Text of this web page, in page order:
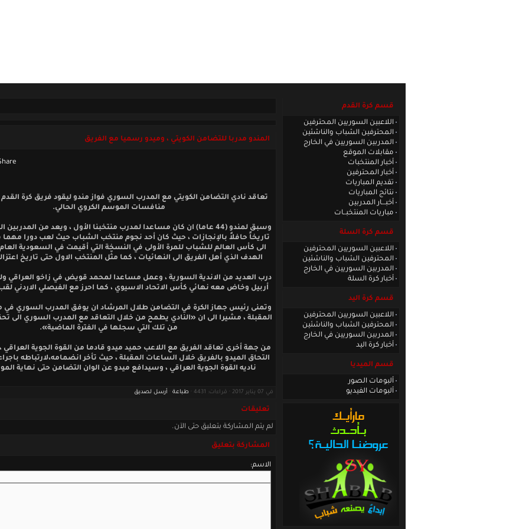
قسم كرة القدم
اللاعبين السوريين المحترفين
المحترفين الشباب والناشئين
المدربين السوريين في الخارج
مقابلات الموقع
أخبار المنتخبات
أخبار المحترفين
تقديم المباريات
نتائج المباريات
أخبـــار المدربين
مباريات المنتخبــات
قسم كرة السلة
اللاعبين السوريين المحترفين
المحترفين الشباب والناشئين
المدربين السوريين في الخارج
أخبار كرة السلة
قسم كرة اليد
اللاعبين السوريين المحترفين
المحترفين الشباب والناشئين
المدربين السوريين في الخارج
أخبار كرة اليد
قسم الميديا
ألبومات الصور
ألبومات الفيديو
المندو مدربا للتضامن الكويتي ، وميدو رسميا مع الفريق
تعاقد نادي التضامن الكويتي مع المدرب السوري فواز مندو ليقود فريق كرة
منافسات الموسم الكروي الحالي.
وسبق لمندو (44 عاما) ان كان مساعدا لمدرب منتخبنا الأول ، ويعد من
تاريخاً حافلاً بالإنجازات ، حيث كان أحد نجوم منتخب الشباب حيث لعب دورا مهما
الهدف الذي أهل الفريق الى النهائيات ، كما مثّل المنتخب الاول حتى تاريخ اعتزاله
درب العديد من الاندية السورية ، وعمل مساعدا لمحمد قويض في زاخو العراقي
أربيل وخاض معه نهائي كأس الاتحاد الاسيوي ، كما احرز مع الفيصلي الاردني
وتمنى رئيس جهاز الكرة في التضامن طلال المرشاد ان يوفق المدرب السوري في
المقبلة ، مشيرا الى ان «النادي يطمح من خلال التعاقد مع المدرب السوري الى
من تلك التي سجلها في الفترة الماضية».
من جهة أخرى تعاقد الفريق مع اللاعب حميد ميدو قادما من القوة الجوية العراقي
التحاق الميدو بالفريق خلال الساعات المقبلة ، حيث تأخر انضمامه،لارتباطه
ناديه القوة الجوية العراقي ، وسيدافع ميدو عن الوان التضامن حتى نهاية
في 07 يناير 2017 · قراءات: 4431 · طباعة أرسل لصديق
تعليقات
لم يتم المشاركة بتعليق حتى الآن.
المشاركة بتعليق
الاسم: